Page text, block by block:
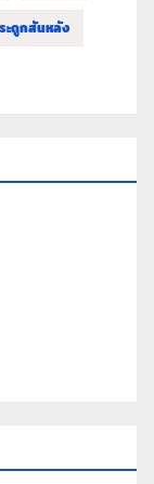
ะดูกสันหลัง